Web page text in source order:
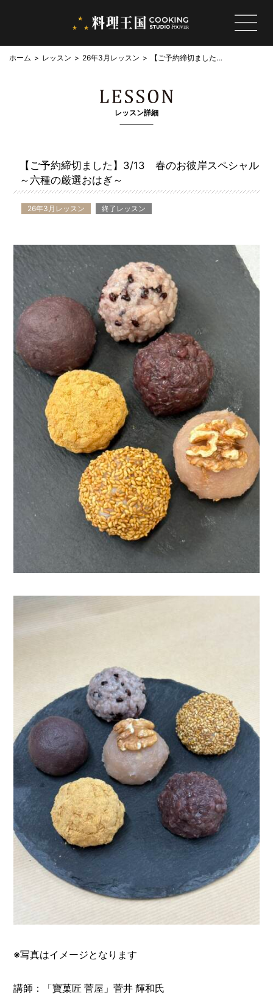
ホーム レッスン 26年3月レッスン
【ご予約締切ました】
選おはぎ～
レッスン詳細
【ご予約締切ました】3/13 春のお彼岸スペシャル
～六種の厳選おはぎ～
26年3月レッスン 終了レッスン
※写真はイメージとなります
講師：「寶菓匠 菅屋」菅井 輝和氏